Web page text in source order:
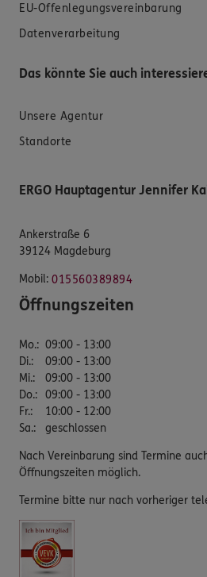
EU-Offenlegungsvereinbarung
Datenverarbeitung
Das könnte Sie auch
Unsere Agentur
Standorte
ERGO Hauptagentur Jennifer
Ankerstraße 6
39124 Magdeburg
Mobil: 015560389894
Öffnungszeiten
Mo.: 09:00 - 13:00
Di.:
09:00 - 13:00
Mi.:
09:00 - 13:00
Do.: 09:00 - 13:00
Fr.:
10:00 - 12:00
Sa.: geschlossen
Nach Vereinbarung sind Termine
Öffnungszeiten möglich.
Termine bitte nur nach vorheriger